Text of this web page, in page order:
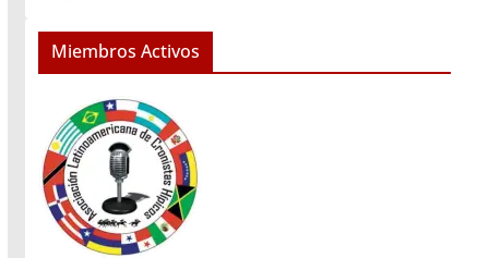
Miembros Activos